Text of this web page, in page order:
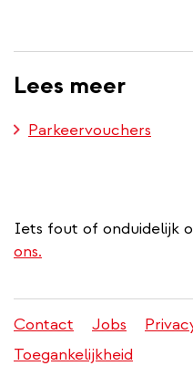
Lees meer
Parkeervouchers
Iets fout of onduidelijk
ons.
Juridisch
menu
Contact Jobs
Toegankelijkheid